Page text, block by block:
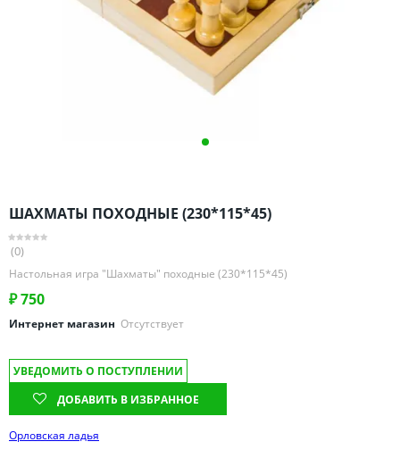
Оренбургская область
Саратовская область
Свердловская область
Смоленская область
Ставропольский край
Тамбовская область
Тверская область
Томская область
Тюменская область
ШАХМАТЫ ПОХОДНЫЕ (230*115*45)
(0)
Настольная игра "Шахматы" походные (230*115*45)
₽750
Интернет магазин Отсутствует
УВЕДОМИТЬ О ПОСТУПЛЕНИИ
ДОБАВИТЬ В ИЗБРАННОЕ
Орловская ладья